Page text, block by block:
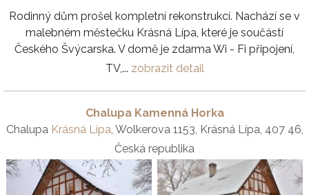
Rodinný dům prošel kompletní rekonstrukcí. Nachází se v
malebném městečku Krásná Lípa, které je součástí
Českého Švýcarska. V domě je zdarma Wi - Fi připojení,
TV,... zobrazit detail
Chalupa Kamenná Horka
Chalupa Krásná Lípa, Wolkerova 1153, Krásná Lípa, 407 46,
Česká republika